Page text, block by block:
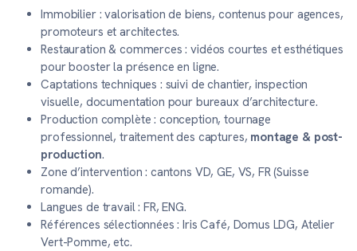
Immobilier : valorisation de biens, contenus pour agences,
promoteurs et architectes.
Restauration & commerces : vidéos courtes et esthétiques
pour booster la présence en ligne.
Captations techniques : suivi de chantier, inspection
visuelle, documentation pour bureaux d’architecture.
Production complète : conception, tournage
professionnel, traitement des captures, montage & post-
production.
Zone d’intervention : cantons VD, GE, VS, FR (Suisse
romande).
Langues de travail : FR, ENG.
Références sélectionnées : Iris Café, Domus LDG, Atelier
Vert-Pomme, etc.